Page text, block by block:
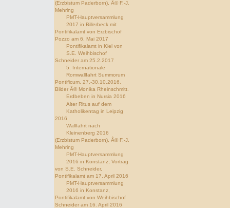
(Erzbistum Paderborn), Â© F.-J.
Mehring
PMT-Hauptversammlung
2017 in Billerbeck mit
Pontifikalamt von Erzbischof
Pozzo am 6. Mai 2017
Pontifikalamt in Kiel von
S.E. Weihbischof
Schneider am 25.2.2017
5. Internationale
Romwallfahrt Summorum
Pontificum, 27.-30.10.2016.
Bilder Â© Monika Rheinschmitt.
Erdbeben in Nursia 2016
Alter Ritus auf dem
Katholikentag in Leipzig
2016
Wallfahrt nach
Kleinenberg 2016
(Erzbistum Paderborn), Â© F.-J.
Mehring
PMT-Hauptversammlung
2016 in Konstanz, Vortrag
von S.E. Schneider,
Pontifikalamt am 17. April 2016
PMT-Hauptversammlung
2016 in Konstanz,
Pontifikalamt von Weihbischof
Schneider am 16. April 2016